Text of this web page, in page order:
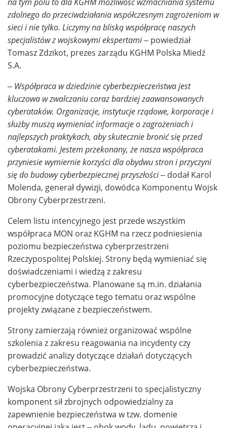
zdolnego do przeciwdziałania współczesnym zagrożeniom w
sieci i nie tylko. Liczymy na bliską współpracę naszych
specjalistów z wojskowymi ekspertami – powiedział
Tomasz Zdzikot, prezes zarządu KGHM Polska Miedź
S.A.
– Współpraca w dziedzinie cyberbezpieczeństwa jest
kluczowa w zwalczaniu coraz bardziej zaawansowanych
cyberataków. Organizacje, instytucje rządowe, korporacje i
służby muszą wymieniać informacje o zagrożeniach i
najlepszych praktykach, aby skutecznie bronić się przed
cyberatakami. Jestem przekonany, że nasza współpraca
przyniesie wymiernie korzyści dla obydwu stron i przyczyni
się do budowy cyberbezpiecznej przyszłości– dodał Karol
Molenda, generał dywizji, dowódca Komponentu Wojsk
Obrony Cyberprzestrzeni.
Celem listu intencyjnego jest przede wszystkim
współpraca MON oraz KGHM na rzecz podniesienia
poziomu bezpieczeństwa cyberprzestrzeni
Rzeczypospolitej Polskiej. Strony będą wymieniać się
doświadczeniami i wiedzą z zakresu
cyberbezpieczeństwa. Planowane są m.in. działania
promocyjne dotyczące tego tematu oraz wspólne
projekty związane z bezpieczeństwem.
Strony zamierzają również organizować wspólne
szkolenia z zakresu reagowania na incydenty czy
prowadzić analizy dotyczące działań dotyczących
cyberbezpieczeństwa.
Wojska Obrony Cyberprzestrzeni to specjalistyczny
komponent sił zbrojnych odpowiedzialny za
zapewnienie bezpieczeństwa w tzw. domenie